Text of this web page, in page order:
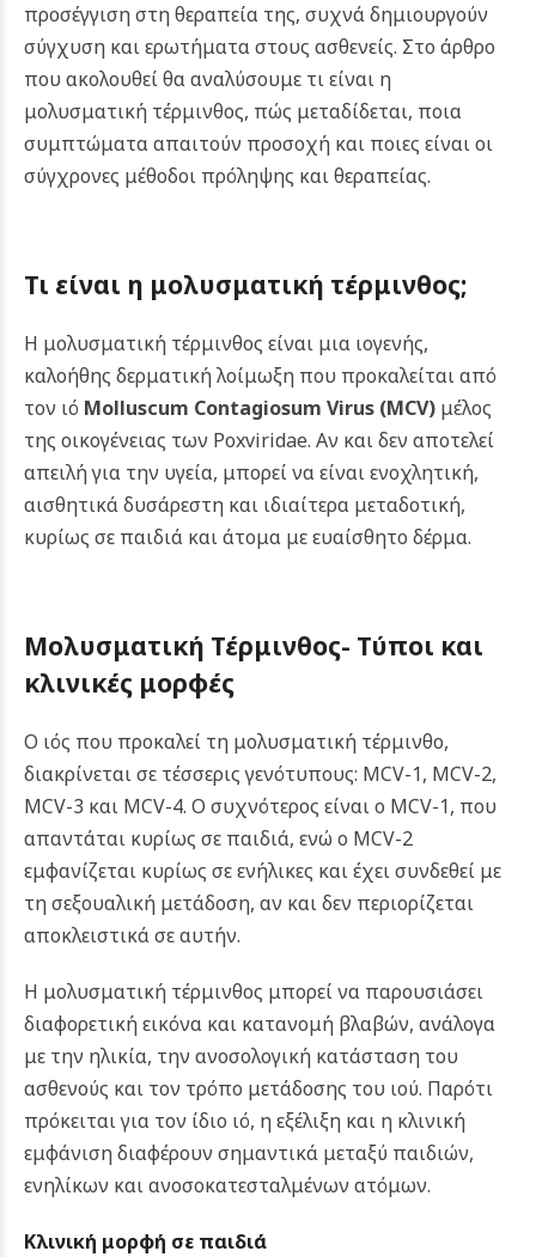
προσέγγιση στη θεραπεία της, συχνά δημιουργούν
σύγχυση και ερωτήματα στους ασθενείς. Στο άρθρο
που ακολουθεί θα αναλύσουμε τι είναι η
μολυσματική τέρμινθος, πώς μεταδίδεται, ποια
συμπτώματα απαιτούν προσοχή και ποιες είναι οι
σύγχρονες μέθοδοι πρόληψης και θεραπείας.
Τι είναι η μολυσματική τέρμινθος;
Η μολυσματική τέρμινθος είναι μια ιογενής,
καλοήθης δερματική λοίμωξη που προκαλείται από
τον ιό Molluscum Contagiosum Virus (MCV) μέλος
της οικογένειας των Poxviridae. Αν και δεν αποτελεί
απειλή για την υγεία, μπορεί να είναι ενοχλητική,
αισθητικά δυσάρεστη και ιδιαίτερα μεταδοτική,
κυρίως σε παιδιά και άτομα με ευαίσθητο δέρμα.
Μολυσματική Τέρμινθος- Τύποι και
κλινικές μορφές
Ο ιός που προκαλεί τη μολυσματική τέρμινθο,
διακρίνεται σε τέσσερις γενότυπους: MCV-1, MCV-2,
MCV-3 και MCV-4. Ο συχνότερος είναι ο MCV-1, που
απαντάται κυρίως σε παιδιά, ενώ ο MCV-2
εμφανίζεται κυρίως σε ενήλικες και έχει συνδεθεί με
τη σεξουαλική μετάδοση, αν και δεν περιορίζεται
αποκλειστικά σε αυτήν.
Η μολυσματική τέρμινθος μπορεί να παρουσιάσει
διαφορετική εικόνα και κατανομή βλαβών, ανάλογα
με την ηλικία, την ανοσολογική κατάσταση του
ασθενούς και τον τρόπο μετάδοσης του ιού. Παρότι
πρόκειται για τον ίδιο ιό, η εξέλιξη και η κλινική
εμφάνιση διαφέρουν σημαντικά μεταξύ παιδιών,
ενηλίκων και ανοσοκατεσταλμένων ατόμων.
Κλινική μορφή σε παιδιά